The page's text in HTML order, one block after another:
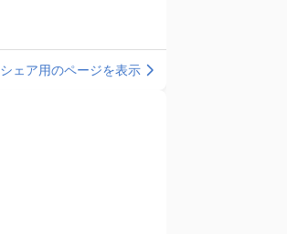
シェア用のページを表示